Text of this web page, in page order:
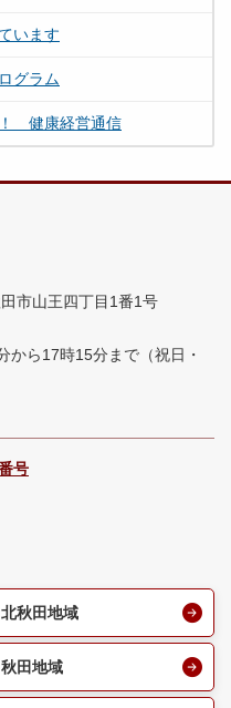
います
グラム
健康経営通信
市山王四丁目1番1号
から17時15分まで （祝日・
号
北秋田地域
秋田地域